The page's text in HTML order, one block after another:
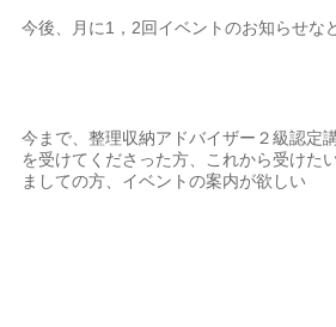
今後、月に1，2回イベントのお知らせな
今まで、整理収納アドバイザー２級認定
を受けてくださった方、これから受けた
ましての方、イベントの案内が欲しい